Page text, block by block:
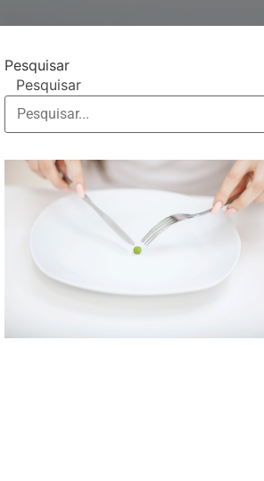
Pesquisar
Pesquisar